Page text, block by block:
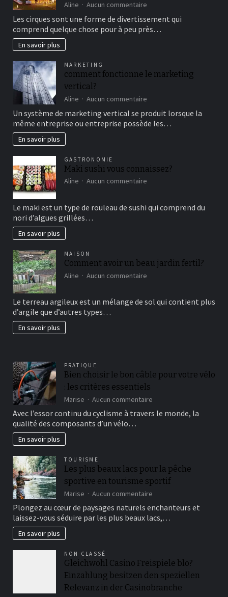
Aline Aucun commentaire
au
cirque
bon
Les cirques sont une forme de divertissement qui
comprend quelque chose pour à peu près…
En savoir plus
MARKETING
comment fonctionne le marketing
vertical?
Aline Aucun commentaire
fonctionne
le
Un système de marketing vertical se produit lorsque la
même entreprise ou entreprise possède les…
En savoir plus
GASTRONOMIE
Maki sushi vous connaissez?
Aline Aucun commentaire
vous
Le maki est un type de rouleau de sushi qui comprend du
nori d’algues grillées…
En savoir plus
MAISON
Comment avoir un beau jardin fertil?
Aline Aucun commentaire
un
Le terreau argileux est un mélange de sol qui contient plus
d’argile que d’autres types…
En savoir plus
PRATIQUE
Bien choisir le bon câble pour votre vélo
: les critères essentiels
Marise Aucun commentaire
choisir
votre
vélo
:
essentiels
Avec l’essor continu du cyclisme à travers le monde, la
qualité des composants d’un vélo…
En savoir plus
TOURISME
Les plus beaux lacs pour la pêche
sportive en tourisme sportif
Marise Aucun commentaire
plus
beaux
pêche
sportive
en
tourisme
Plongez au cœur de paysages naturels enchanteurs et
laissez-vous séduire par les plus beaux lacs,…
En savoir plus
NON CLASSÉ
Gleichwohl Casino Freispiele blo?
Einzahlung besitzen den speziellen
Relevanz in der Casinobranche